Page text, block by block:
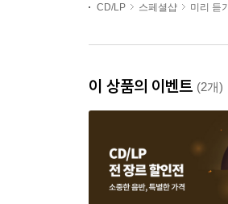
CD/LP
스페셜샵 미리 듣기
이 상품의 이벤트 (2개)